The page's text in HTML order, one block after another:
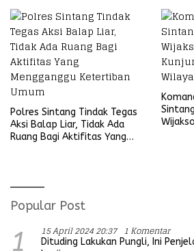
Polres Sintang Tindak Tegas
Aksi Balap Liar, Tidak Ada
Ruang Bagi Aktifitas Yang
Popular Post
1 15 April 2024 20:37 1 Komentar
Dituding Lakukan Pungli, Ini